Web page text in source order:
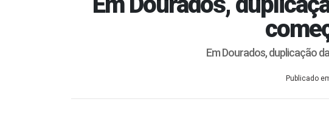
Em Dourados, duplicação
Publicado